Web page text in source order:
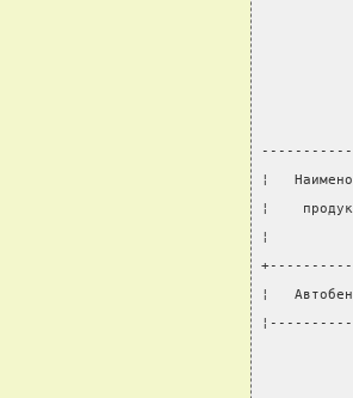
¦
¦
¦
¦